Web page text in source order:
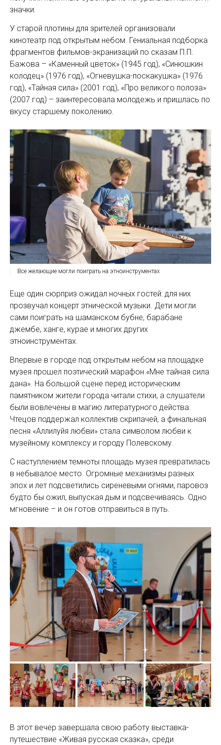
значки.
У старой плотины для зрителей организовали
кинотеатр под открытым небом. Гениальная подборка
фрагментов фильмов-экранизаций по сказам П.П.
Бажова – «Каменный цветок» (1945 год), «Синюшкин
колодец» (1976 год), «Огневушка-поскакушка» (1976
год), «Тайная сила» (2001 год), «Про великого полоза»
(2007 год) – заинтересовала молодежь и пришлась по
вкусу старшему поколению.
Все желающие могли поиграть на этноинструментах
Еще один сюрприз ожидал ночных гостей: для них
прозвучал концерт этнической музыки. Дети могли
сами поиграть на шаманском бубне, барабане
джембе, ханге, курае и многих других
этноинструментах.
Впервые в городе под открытым небом на площадке
музея прошел поэтический марафон «Мне тайная сила
дана». На большой сцене перед историческим
памятником жители города читали стихи, а слушатели
были вовлечены в магию литературного действа.
Чтецов поддержал коллектив скрипачей, а финальная
песня «Аллилуйя любви» стала символом любви к
музейному комплексу и городу Полевскому.
С наступлением темноты площадь музея превратилась
в небывалое место. Огромные механизмы разных
эпох и лет подсветились сиреневыми огнями, паровоз
будто бы ожил, выпуская дым и подсвечиваясь. Одно
мгновение – и он готов отправиться в путь.
В этот вечер завершала свою работу выставка-
путешествие «Живая русская сказка», среди